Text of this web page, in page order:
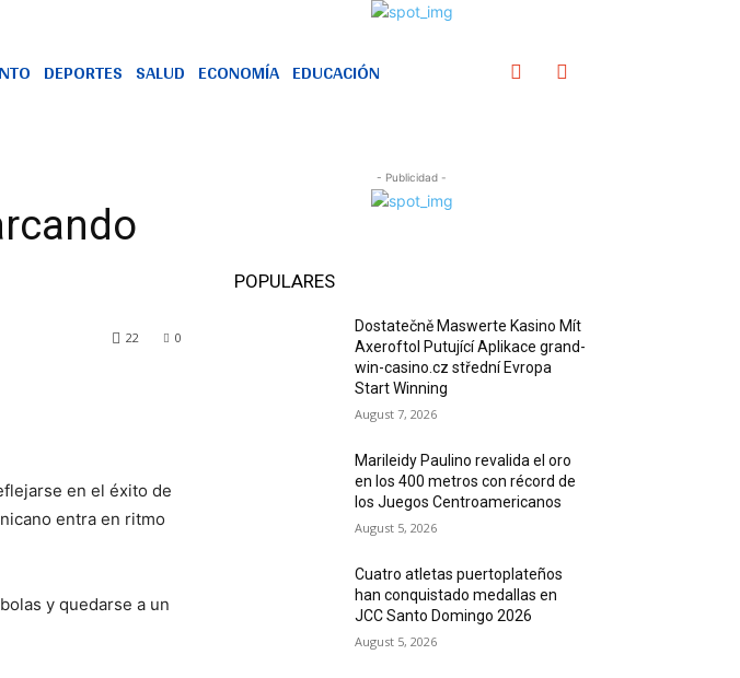
DEPORTES SALUD ECONOMÍA EDUCACIÓN
0
22
en el éxito de
entra en ritmo
y quedarse a un
- Publicidad -
POPULARES
Dostatečně Maswerte Kasino Mít
Axeroftol Putující Aplikace grand-
win-casino.cz střední Evropa
Start Winning
August 7, 2026
Marileidy Paulino revalida el oro
en los 400 metros con récord de
los Juegos Centroamericanos
August 5, 2026
Cuatro atletas puertoplateños
han conquistado medallas en
JCC Santo Domingo 2026
August 5, 2026